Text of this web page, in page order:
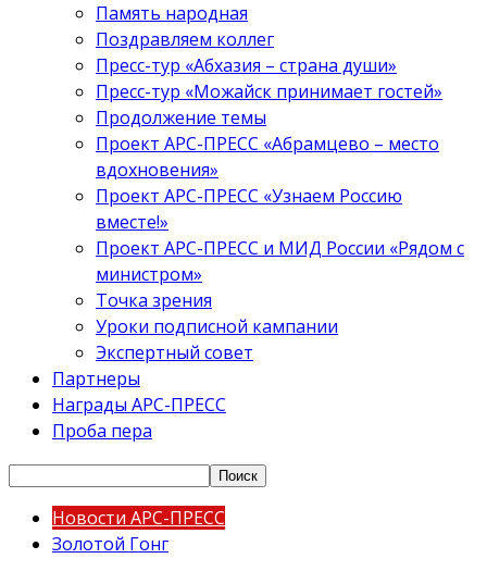
Память народная
Поздравляем коллег
Пресс-тур «Абхазия – страна души»
Пресс-тур «Можайск принимает гостей»
Продолжение темы
Проект АРС-ПРЕСС «Абрамцево – место
вдохновения»
Проект АРС-ПРЕСС «Узнаем Россию
вместе!»
Проект АРС-ПРЕСС и МИД России «Рядом с
министром»
Точка зрения
Уроки подписной кампании
Экспертный совет
Партнеры
Награды АРС-ПРЕСС
Проба пера
Новости АРС-ПРЕСС
Золотой Гонг